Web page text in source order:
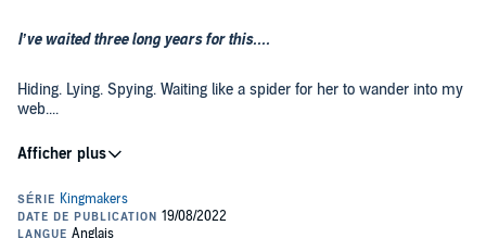
I’ve waited three long years for this....
Hiding. Lying. Spying. Waiting like a spider for her to wander into my
web....
Now she’s here, and I have to get even closer to her. I’ll help her.
love with her.